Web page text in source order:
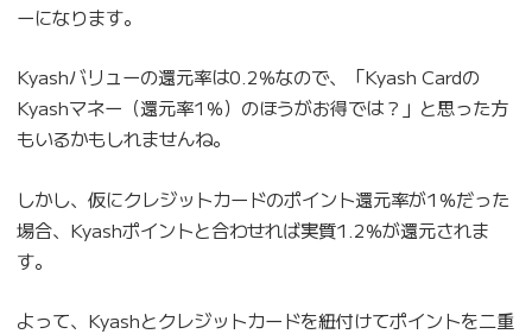
ーになります。
Kyashバリューの還元率は0.2％なので、「Kyash Cardの
Kyashマネー（還元率1％）のほうがお得では？」と思った方
もいるかもしれませんね。
しかし、仮にクレジットカードのポイント還元率が1％だった
場合、Kyashポイントと合わせれば実質1.2％が還元されま
す。
よって、Kyashとクレジットカードを紐付けてポイントを二重